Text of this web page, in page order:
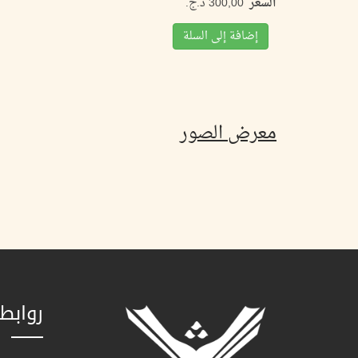
إضافة إلى السلة
معرض الصور